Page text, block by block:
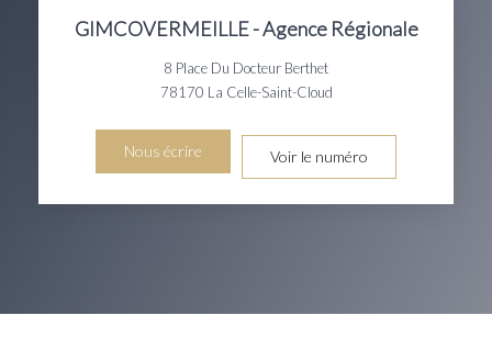
GIMCOVERMEILLE - Agence Régionale
8 Place Du Docteur Berthet
78170 La Celle-Saint-Cloud
Nous écrire Voir le numéro